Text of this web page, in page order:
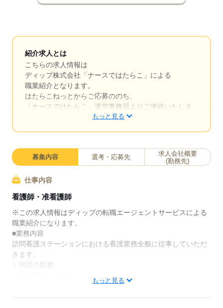
紹介求人とは
こちらの求人情報は
ディップ株式会社「ナースではたらこ」による
職業紹介となります。
はたらこねっとからご応募ののち、
「ナースではたらこ」運営事務局よりご連絡いたしま
求職中の看護師さんの転職を専任の
キャリアアドバイザーが入職まで無料でサポートいた
日本最大級の求人情報の中からぴったりな求人をご紹
介。
履歴書作成のアドバイスや面接日の調整だけでなく、
お給料、お休み、入職時期の交渉もサポートします。
【もちろん無料】
費用は一切かかりません。
もっと見る
募集内容 選考・応募先
求人会社概要
(勤務先)
仕事内容
看護師・准看護師
※この求人情報はディップの転職エージェントサービスによる
職業紹介になります。
■業務内容
訪問看護ステーションにおける看護業務全般に従事していただ
きます。
・病状の観察
・緩和ケア、終末期ケア
もっと見る